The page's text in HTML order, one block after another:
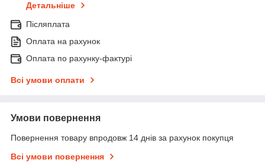
Детальніше
Післяплата
Оплата на рахунок
Оплата по рахунку-фактурі
Всі умови оплати
Умови повернення
Повернення товару впродовж 14 днів за рахунок покупця
Всі умови повернення